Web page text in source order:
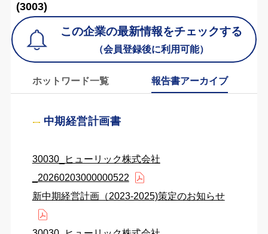
(3003)
この企業の最新情報をチェックする
（会員登録後に利用可能）
ホットワード一覧 報告書アーカイブ
中期経営計画書
30030_ヒューリック株式会社
_20260203000000522
新中期経営計画（2023-2025)策定のお知らせ